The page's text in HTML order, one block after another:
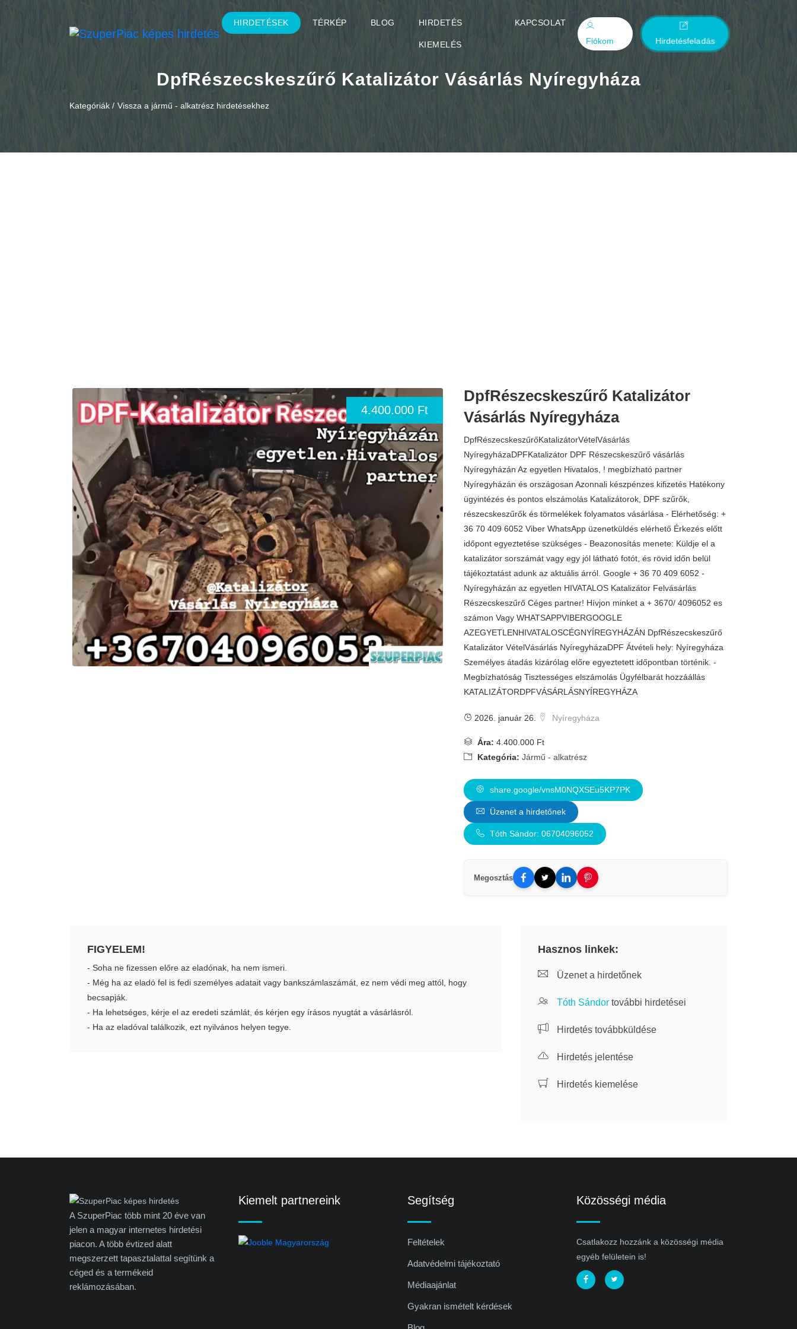
HIRDETÉSEK TÉRKÉP BLOG HIRDETÉS
KIEMELÉS
KAPCSOLAT
Fiókom
Hirdetésfeladás
DpfRészecskeszűrő Katalizátor Vásárlás Nyíregyháza
Kategóriák / Vissza a jármű - alkatrész hirdetésekhez
4.400.000 Ft
DpfRészecskeszűrő Katalizátor
Vásárlás Nyíregyháza
DpfRészecskeszűrőKatalizátorVételVásárlás
NyíregyházaDPFKatalizátor DPF Részecskeszűrő vásárlás
Nyíregyházán Az egyetlen Hivatalos, ! megbízható partner
Nyíregyházán és országosan Azonnali készpénzes kifizetés Hatékony
ügyintézés és pontos elszámolás Katalizátorok, DPF szűrők,
részecskeszűrők és törmelékek folyamatos vásárlása - Elérhetőség: +
36 70 409 6052 Viber WhatsApp üzenetküldés elérhető Érkezés előtt
időpont egyeztetése szükséges - Beazonosítás menete: Küldje el a
katalizátor sorszámát vagy egy jól látható fotót, és rövid időn belül
tájékoztatást adunk az aktuális árról. Google + 36 70 409 6052 -
Nyíregyházán az egyetlen HIVATALOS Katalizátor Felvásárlás
Részecskeszűrő Céges partner! Hívjon minket a + 3670/ 4096052 es
számon Vagy WHATSAPPVIBERGOOGLE
AZEGYETLENHIVATALOSCÉGNYÍREGYHÁZÁN DpfRészecskeszűrő
Katalizátor VételVásárlás NyíregyházaDPF Átvételi hely: Nyíregyháza
Személyes átadás kizárólag előre egyeztetett időpontban történik. -
Megbízhatóság Tisztességes elszámolás Ügyfélbarát hozzáállás
KATALIZÁTORDPFVÁSÁRLÁSNYÍREGYHÁZA
2026. január 26. Nyíregyháza
Ára: 4.400.000 Ft
Kategória: Jármű - alkatrész
share.google/vnsM0NQXSEu5KP7PK
Üzenet a hirdetőnek
Tóth Sándor: 06704096052
Megosztás
FIGYELEM!
- Soha ne fizessen előre az eladónak, ha nem ismeri.
- Még ha az eladó fel is fedi személyes adatait vagy bankszámlaszámát, ez nem védi meg attól, hogy
becsapják.
- Ha lehetséges, kérje el az eredeti számlát, és kérjen egy írásos nyugtát a vásárlásról.
- Ha az eladóval találkozik, ezt nyilvános helyen tegye.
Hasznos linkek:
Üzenet a hirdetőnek
Tóth Sándor további hirdetései
Hirdetés továbbküldése
Hirdetés jelentése
Hirdetés kiemelése
A SzuperPiac több mint 20 éve van
jelen a magyar internetes hirdetési
piacon. A több évtized alatt
megszerzett tapasztalattal segítünk a
céged és a termékeid
reklámozásában.
Kiemelt partnereink Segítség
Feltételek
Adatvédelmi tájékoztató
Médiaajánlat
Gyakran ismételt kérdések
Közösségi média
Csatlakozz hozzánk a közösségi média
egyéb felületein is!